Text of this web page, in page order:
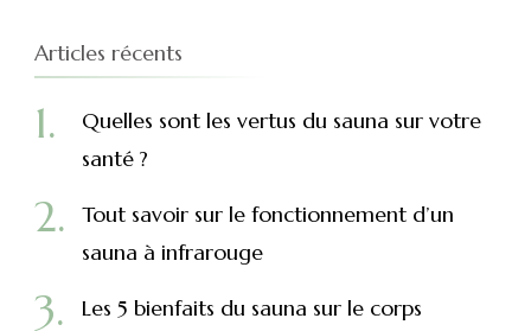
Articles récents
Quelles sont les vertus du sauna sur votre
santé ?
Tout savoir sur le fonctionnement d’un
sauna à infrarouge
Les 5 bienfaits du sauna sur le corps